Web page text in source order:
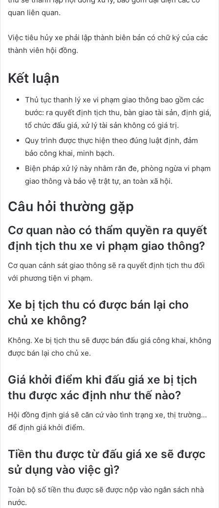
quan liên quan.
Việc tiêu hủy xe phải lập thành biên bản có chữ ký của các
thành viên hội đồng.
Kết luận
Thủ tục thanh lý xe vi phạm giao thông bao gồm các
bước: ra quyết định tịch thu, bàn giao tài sản, định giá,
tổ chức đấu giá, xử lý tài sản không có giá trị.
Quy trình được thực hiện theo đúng luật định, đảm
bảo công khai, minh bạch.
Biện pháp xử lý này nhằm răn đe, phòng ngừa vi phạm
giao thông và bảo vệ trật tự, an toàn xã hội.
Câu hỏi thường gặp
Cơ quan nào có thẩm quyền ra quyết
định tịch thu xe vi phạm giao thông?
Cơ quan cảnh sát giao thông sẽ ra quyết định tịch thu đối
với phương tiện vi phạm.
Xe bị tịch thu có được bán lại cho
chủ xe không?
Không. Xe bị tịch thu sẽ được bán đấu giá công khai, không
được bán lại cho chủ xe.
Giá khởi điểm khi đấu giá xe bị tịch
thu được xác định như thế nào?
Hội đồng định giá sẽ căn cứ vào tình trạng xe, thị trường…
để định giá khởi điểm.
Tiền thu được từ đấu giá xe sẽ được
sử dụng vào việc gì?
Toàn bộ số tiền thu được sẽ được nộp vào ngân sách nhà
nước.